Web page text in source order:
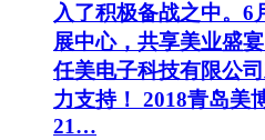
入了积极备战之中。6
展中心，共享美业盛
任美电子科技有限公
力支持！ 2018青岛美
21…